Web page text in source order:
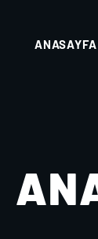
ANASAYFA